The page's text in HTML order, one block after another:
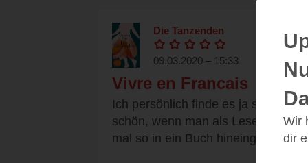
Die Tanzenden
09.03.2020 – 15:33
Vivre en Francais
Ich persönlich finde es ja sehr
schön, wenn man als Leser gleich
mal so in ein Buch hineingeholt...
Wir
dir